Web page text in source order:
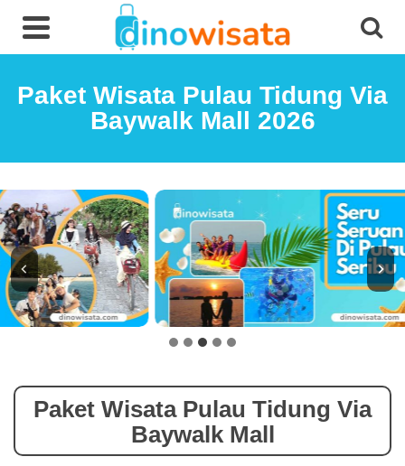
Paket Wisata Pulau Tidung Via
Baywalk Mall 2026
Paket Wisata Pulau Tidung Via
Baywalk Mall